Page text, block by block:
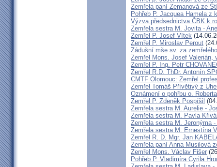
Zemřela paní Zemanová ze
Pohřeb P. Jacquea Hamela z
Výzva předsednictva ČBK k
Zemřela sestra M. Jovita -
Zemřel P. Josef Vítek
Zemřel P. Miroslav Perout
Zádušní mše sv. za
Zemřel Mons. Josef Valerián,
Zemřel P. Ing. Petr
Zemřel R.D. ThDr. Antonín
CMTF Olomouc: Zemřel
Zemřel Tomáš Přívětivý z
Oznámení o pohřbu o.
Zemřel P. Zdeněk Pospíšil
Zemřela sestra M. Aurelie -
Zemřela sestra M. Pavla
Zemřela sestra M. Jeronýma
Zemřela sestra M. Ernestína
Zemřel R. D. Mgr. Jan
Zemřela paní Anna Musilová
Zemřel Mons. Václav Fišer
Pohřeb P. Vladimíra Cyrila